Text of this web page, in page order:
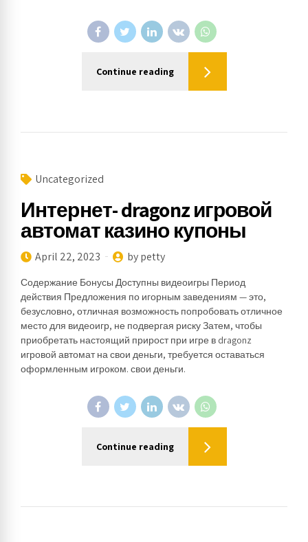
Continue reading
Uncategorized
Интернет- dragonz игровой
автомат казино купоны
April 22, 2023 by petty
Содержание Бонусы Доступны видеоигры Период
действия Предложения по игорным заведениям — это,
безусловно, отличная возможность попробовать отличное
место для видеоигр, не подвергая риску Затем, чтобы
приобретать настоящий прирост при игре в dragonz
игровой автомат на свои деньги, требуется оставаться
оформленным игроком. свои деньги.
Continue reading